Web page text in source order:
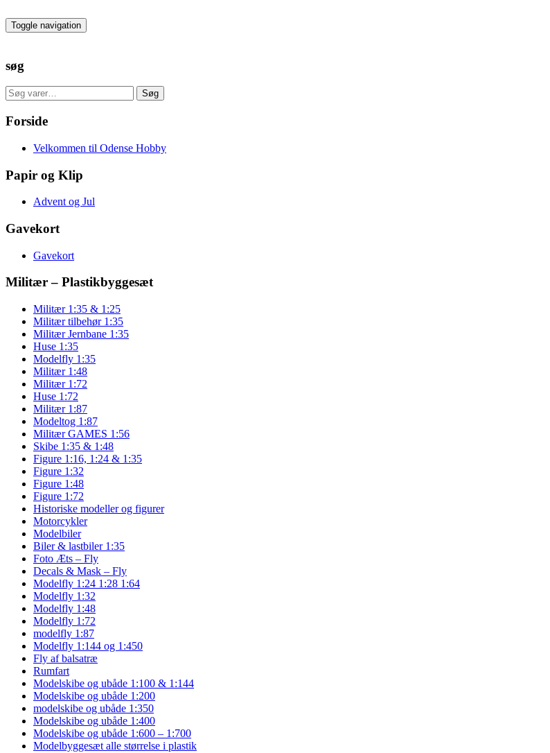
to
the
Toggle navigation
søg
Søg
efter:
Søg
Forside
Velkommen til Odense Hobby
Papir og Klip
Advent og Jul
Gavekort
Gavekort
Militær – Plastikbyggesæt
Militær 1:35 & 1:25
Militær tilbehør 1:35
Militær Jernbane 1:35
Huse 1:35
Modelfly 1:35
Militær 1:48
Militær 1:72
Huse 1:72
Militær 1:87
Modeltog 1:87
Militær GAMES 1:56
Skibe 1:35 & 1:48
Figure 1:16, 1:24 & 1:35
Figure 1:32
Figure 1:48
Figure 1:72
Historiske modeller og figurer
Motorcykler
Modelbiler
Biler & lastbiler 1:35
Foto Æts – Fly
Decals & Mask – Fly
Modelfly 1:24 1:28 1:64
Modelfly 1:32
Modelfly 1:48
Modelfly 1:72
modelfly 1:87
Modelfly 1:144 og 1:450
Fly af balsatræ
Rumfart
Modelskibe og ubåde 1:100 & 1:144
Modelskibe og ubåde 1:200
modelskibe og ubåde 1:350
Modelskibe og ubåde 1:400
Modelskibe og ubåde 1:600 – 1:700
Modelbyggesæt alle størrelse i plastik